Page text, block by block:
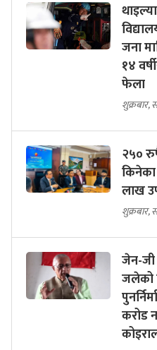
जना
१४
फेला
शुक्रबार,
२५०
लाख
शुक्रबार,
जेन-
जलेको
करोड